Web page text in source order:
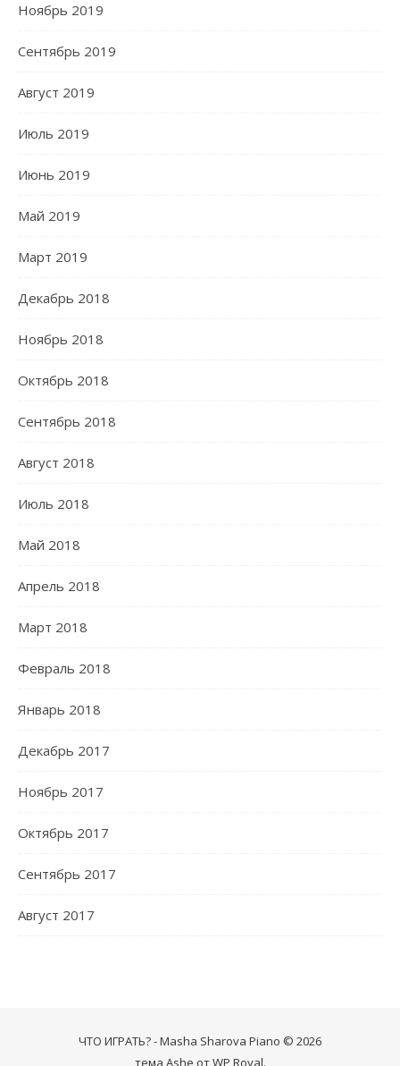
Ноябрь 2019
Сентябрь 2019
Август 2019
Июль 2019
Июнь 2019
Май 2019
Март 2019
Декабрь 2018
Ноябрь 2018
Октябрь 2018
Сентябрь 2018
Август 2018
Июль 2018
Май 2018
Апрель 2018
Март 2018
Февраль 2018
Январь 2018
Декабрь 2017
Ноябрь 2017
Октябрь 2017
Сентябрь 2017
Август 2017
ЧТО ИГРАТЬ? - Masha Sharova Piano © 2026
тема Ashe отWP Royal.